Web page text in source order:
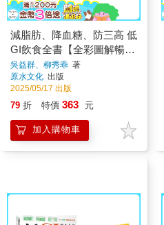
減脂肪、降血糖、防三高 低
GI飲食全書【全彩圖解暢銷
增訂五版】
吳益群、柳秀乖 著
原水文化 出版
2025/05/17 出版
79 折 特價 363 元
加入購物車